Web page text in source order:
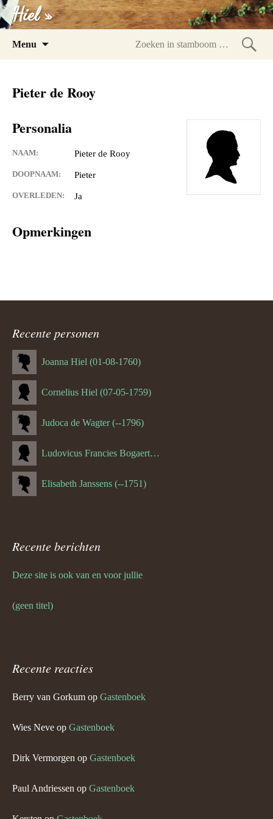
Hiel »
Menu
Pieter de Rooy
Personalia
NAAM: Pieter de Rooy
DOOPNAAM: Pieter
OVERLEDEN: Ja
Opmerkingen
Recente personen
Joanna Hiel (01-08-1760)
Cornelius Hiel (07-05-1759)
Judoca de Wagter (--1796)
Ludovicus Francies Bogaert (--1825)
Elisabeth Janssens (--1751)
Recente berichten
Deze site is ook van en voor jullie
(geen titel)
Recente reacties
Berry van Gorkum op Gastenboek
Wies Neve op Gastenboek
Dirk Vermorgen op Gastenboek
Paul Andriessen op Gastenboek